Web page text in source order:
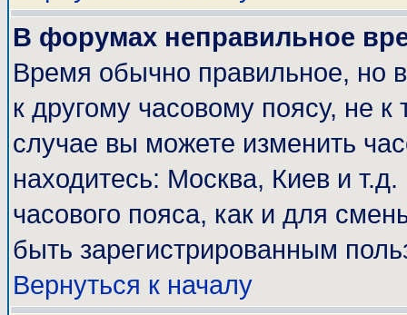
В форумах неправильное
Время обычно правильное, но
к другому часовому поясу, не
случае вы можете изменить
находитесь: Москва, Киев и
часового пояса, как и для
быть зарегистрированным
Вернуться к началу